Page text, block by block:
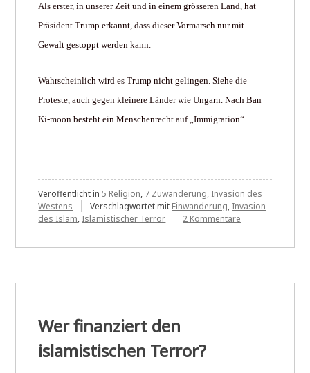
Als erster, in unserer Zeit und in einem grösseren Land, hat
Präsident Trump erkannt, dass dieser Vormarsch nur mit
Gewalt gestoppt werden kann.
Wahrscheinlich wird es Trump nicht gelingen. Siehe die
Proteste, auch gegen kleinere Länder wie Ungarn. Nach Ban
Ki-moon besteht ein Menschenrecht auf „Immigration“.
Veröffentlicht in5 Religion, 7 Zuwanderung, Invasion des
Westens
Verschlagwortet mit Einwanderung, Invasion
des Islam, Islamistischer Terror 2 Kommentare
Wer finanziert den
islamistischen Terror?